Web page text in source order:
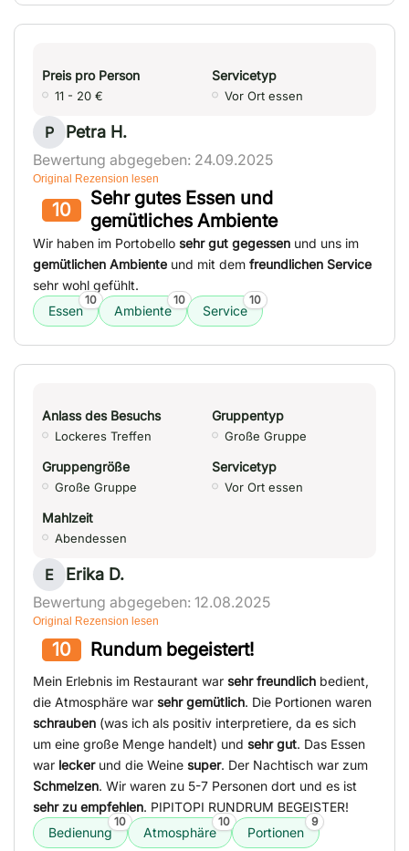
Preis pro Person
11 - 20 €
Servicetyp
Vor Ort essen
P Petra H.
Bewertung abgegeben: 24.09.2025
Original Rezension lesen
10
Sehr gutes Essen und
gemütliches Ambiente
Wir haben im Portobello sehr gut gegessen und uns im
gemütlichen Ambiente und mit dem freundlichen Service
sehr wohl gefühlt.
Essen
10
Ambiente
10
Service
10
Anlass des Besuchs
Lockeres Treffen
Gruppentyp
Große Gruppe
Gruppengröße
Große Gruppe
Servicetyp
Vor Ort essen
Mahlzeit
Abendessen
E Erika D.
Bewertung abgegeben: 12.08.2025
Original Rezension lesen
10 Rundum begeistert!
Mein Erlebnis im Restaurant war sehr freundlich bedient,
die Atmosphäre war sehr gemütlich. Die Portionen waren
schrauben (was ich als positiv interpretiere, da es sich
um eine große Menge handelt) und sehr gut. Das Essen
war leckerund die Weine super. Der Nachtisch war zum
Schmelzen. Wir waren zu 5-7 Personen dort und es ist
sehr zu empfehlen. PIPITOPI RUNDRUM BEGEISTER!
Bedienung
10
Atmosphäre
10
Portionen
9